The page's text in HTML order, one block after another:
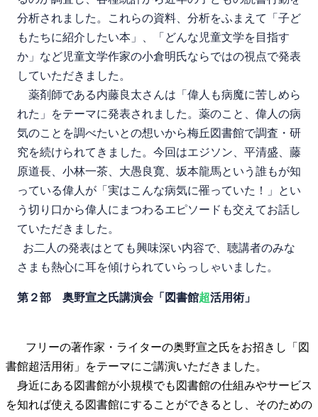
分析されました。これらの資料、分析をふまえて「子ど
もたちに紹介したい本」、「どんな児童文学を目指す
か」など児童文学作家の小倉明氏ならではの視点で発表
していただきました。
薬剤師である内藤良太さんは「偉人も病魔に苦しめら
れた」をテーマに発表されました。薬のこと、偉人の病
気のことを調べたいとの想いから梅丘図書館で調査・研
究を続けられてきました。今回はエジソン、平清盛、藤
原道長、小林一茶、大愚良寛、坂本龍馬という誰もが知
っている偉人が「実はこんな病気に罹っていた！」とい
う切り口から偉人にまつわるエピソードも交えてお話し
ていただきました。
お二人の発表はとても興味深い内容で、聴講者のみな
さまも熱心に耳を傾けられていらっしゃいました。
第２部 奥野宣之氏講演会「図書館超活用術」
フリーの著作家・ライターの奥野宣之氏をお招きし「図
書館超活用術」をテーマにご講演いただきました。
身近にある図書館が小規模でも図書館の仕組みやサービス
を知れば使える図書館にすることができるとし、そのための